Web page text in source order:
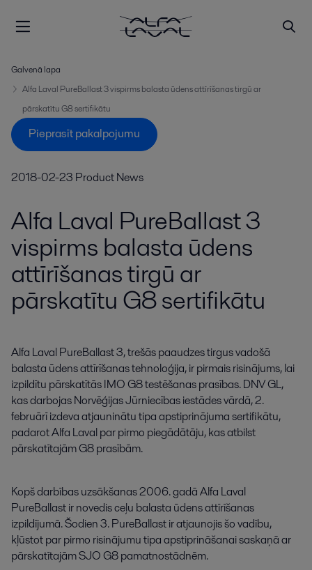
Galvenā lapa
Alfa Laval PureBallast 3 vispirms balasta ūdens attīrīšanas tirgū ar
pārskatītu G8 sertifikātu
Pieprasīt pakalpojumu
2018-02-23 Product News
Alfa Laval PureBallast 3
vispirms balasta ūdens
attīrīšanas tirgū ar
pārskatītu G8 sertifikātu
Alfa Laval PureBallast 3, trešās paaudzes tirgus vadošā
balasta ūdens attīrīšanas tehnoloģija, ir pirmais risinājums, lai
izpildītu pārskatītās IMO G8 testēšanas prasības. DNV GL,
kas darbojas Norvēģijas Jūrniecības iestādes vārdā, 2.
februārī izdeva atjauninātu tipa apstiprinājuma sertifikātu,
padarot Alfa Laval par pirmo piegādātāju, kas atbilst
pārskatītajām G8 prasībām.
Kopšdarbībasuzsākšanas2006.gadāAlfa Laval
PureBallastirnovedisceļu balasta ūdensattīrīšanas
izpildījumā.Šodien3.PureBallastiratjaunojisšovadību,
kļūstotparpirmo risinājumutipaapstiprināšanaisaskaņāar
pārskatītajāmSJO G8pamatnostādnēm.